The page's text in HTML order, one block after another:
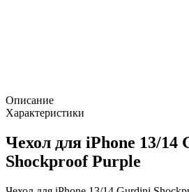
Описание
Характеристики
Чехол для iPhone 13/14
Shockproof Purple